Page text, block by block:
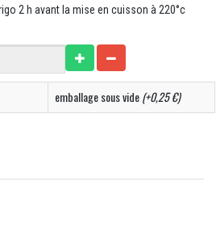
2 h avant la mise en cuisson à 220°c
emballage sous vide(+0,25 €)